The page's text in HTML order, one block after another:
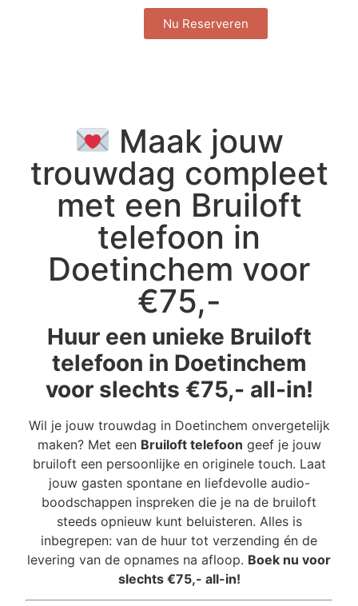
Nu Reserveren
Maak jouw
trouwdag compleet
met een Bruiloft
telefoon in
Doetinchem voor
€75,-
Huur een unieke Bruiloft
telefoon in Doetinchem
voor slechts €75,- all-in!
Wil je jouw trouwdag in Doetinchem onvergetelijk
maken? Met een Bruiloft telefoon geef je jouw
bruiloft een persoonlijke en originele touch. Laat
jouw gasten spontane en liefdevolle audio-
boodschappen inspreken die je na de bruiloft
steeds opnieuw kunt beluisteren. Alles is
inbegrepen: van de huur tot verzending én de
levering van de opnames na afloop. Boek nu voor
slechts €75,- all-in!